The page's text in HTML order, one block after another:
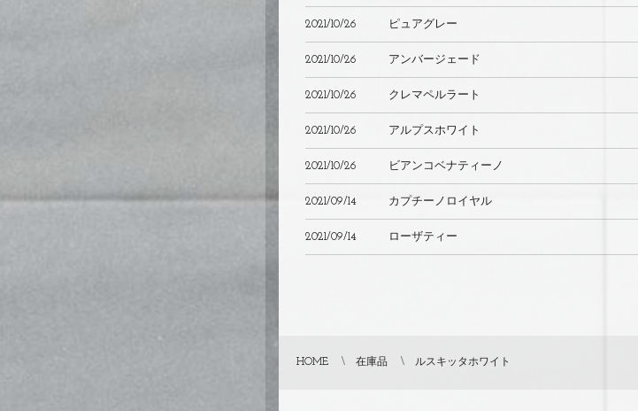
2021/10/26 ピュアグレー
2021/10/26 アンバージェード
2021/10/26 クレマペルラート
2021/10/26 アルプスホワイト
2021/10/26 ビアンコベナティーノ
2021/09/14 カプチーノロイヤル
2021/09/14 ローザティー
HOME 在庫品 ルスキッタホワイト